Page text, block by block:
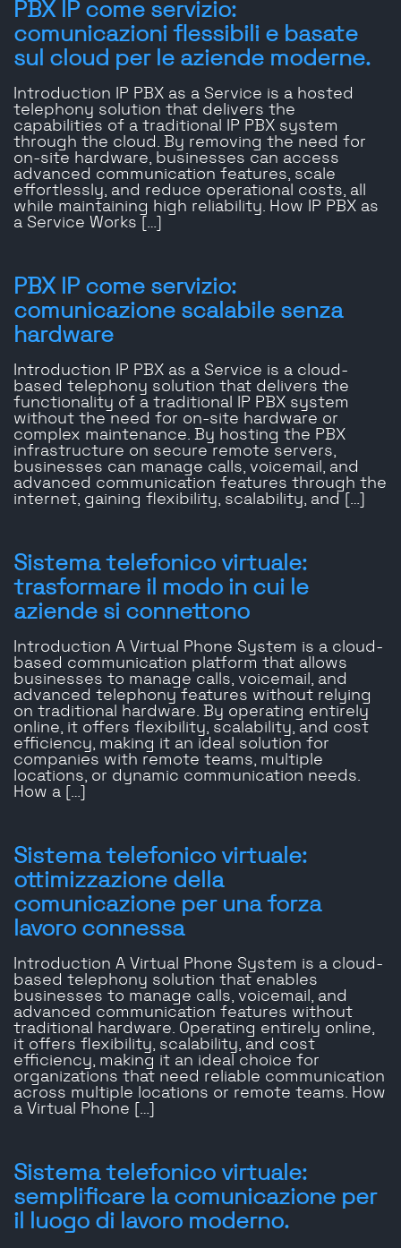
PBX IP come servizio:
comunicazioni flessibili e basate
sul cloud per le aziende moderne.
Introduction IP PBX as a Service is a hosted
telephony solution that delivers the
capabilities of a traditional IP PBX system
through the cloud. By removing the need for
on-site hardware, businesses can access
advanced communication features, scale
effortlessly, and reduce operational costs, all
while maintaining high reliability. How IP PBX as
a Service Works […]
PBX IP come servizio:
comunicazione scalabile senza
hardware
Introduction IP PBX as a Service is a cloud-
based telephony solution that delivers the
functionality of a traditional IP PBX system
without the need for on-site hardware or
complex maintenance. By hosting the PBX
infrastructure on secure remote servers,
businesses can manage calls, voicemail, and
advanced communication features through the
internet, gaining flexibility, scalability, and […]
Sistema telefonico virtuale:
trasformare il modo in cui le
aziende si connettono
Introduction A Virtual Phone System is a cloud-
based communication platform that allows
businesses to manage calls, voicemail, and
advanced telephony features without relying
on traditional hardware. By operating entirely
online, it offers flexibility, scalability, and cost
efficiency, making it an ideal solution for
companies with remote teams, multiple
locations, or dynamic communication needs.
How a […]
Sistema telefonico virtuale:
ottimizzazione della
comunicazione per una forza
lavoro connessa
Introduction A Virtual Phone System is a cloud-
based telephony solution that enables
businesses to manage calls, voicemail, and
advanced communication features without
traditional hardware. Operating entirely online,
it offers flexibility, scalability, and cost
efficiency, making it an ideal choice for
organizations that need reliable communication
across multiple locations or remote teams. How
a Virtual Phone […]
Sistema telefonico virtuale:
semplificare la comunicazione per
il luogo di lavoro moderno.